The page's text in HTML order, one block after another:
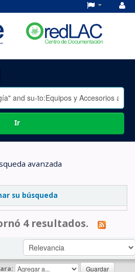
Ir
avanzada
su búsqueda
4 resultados.